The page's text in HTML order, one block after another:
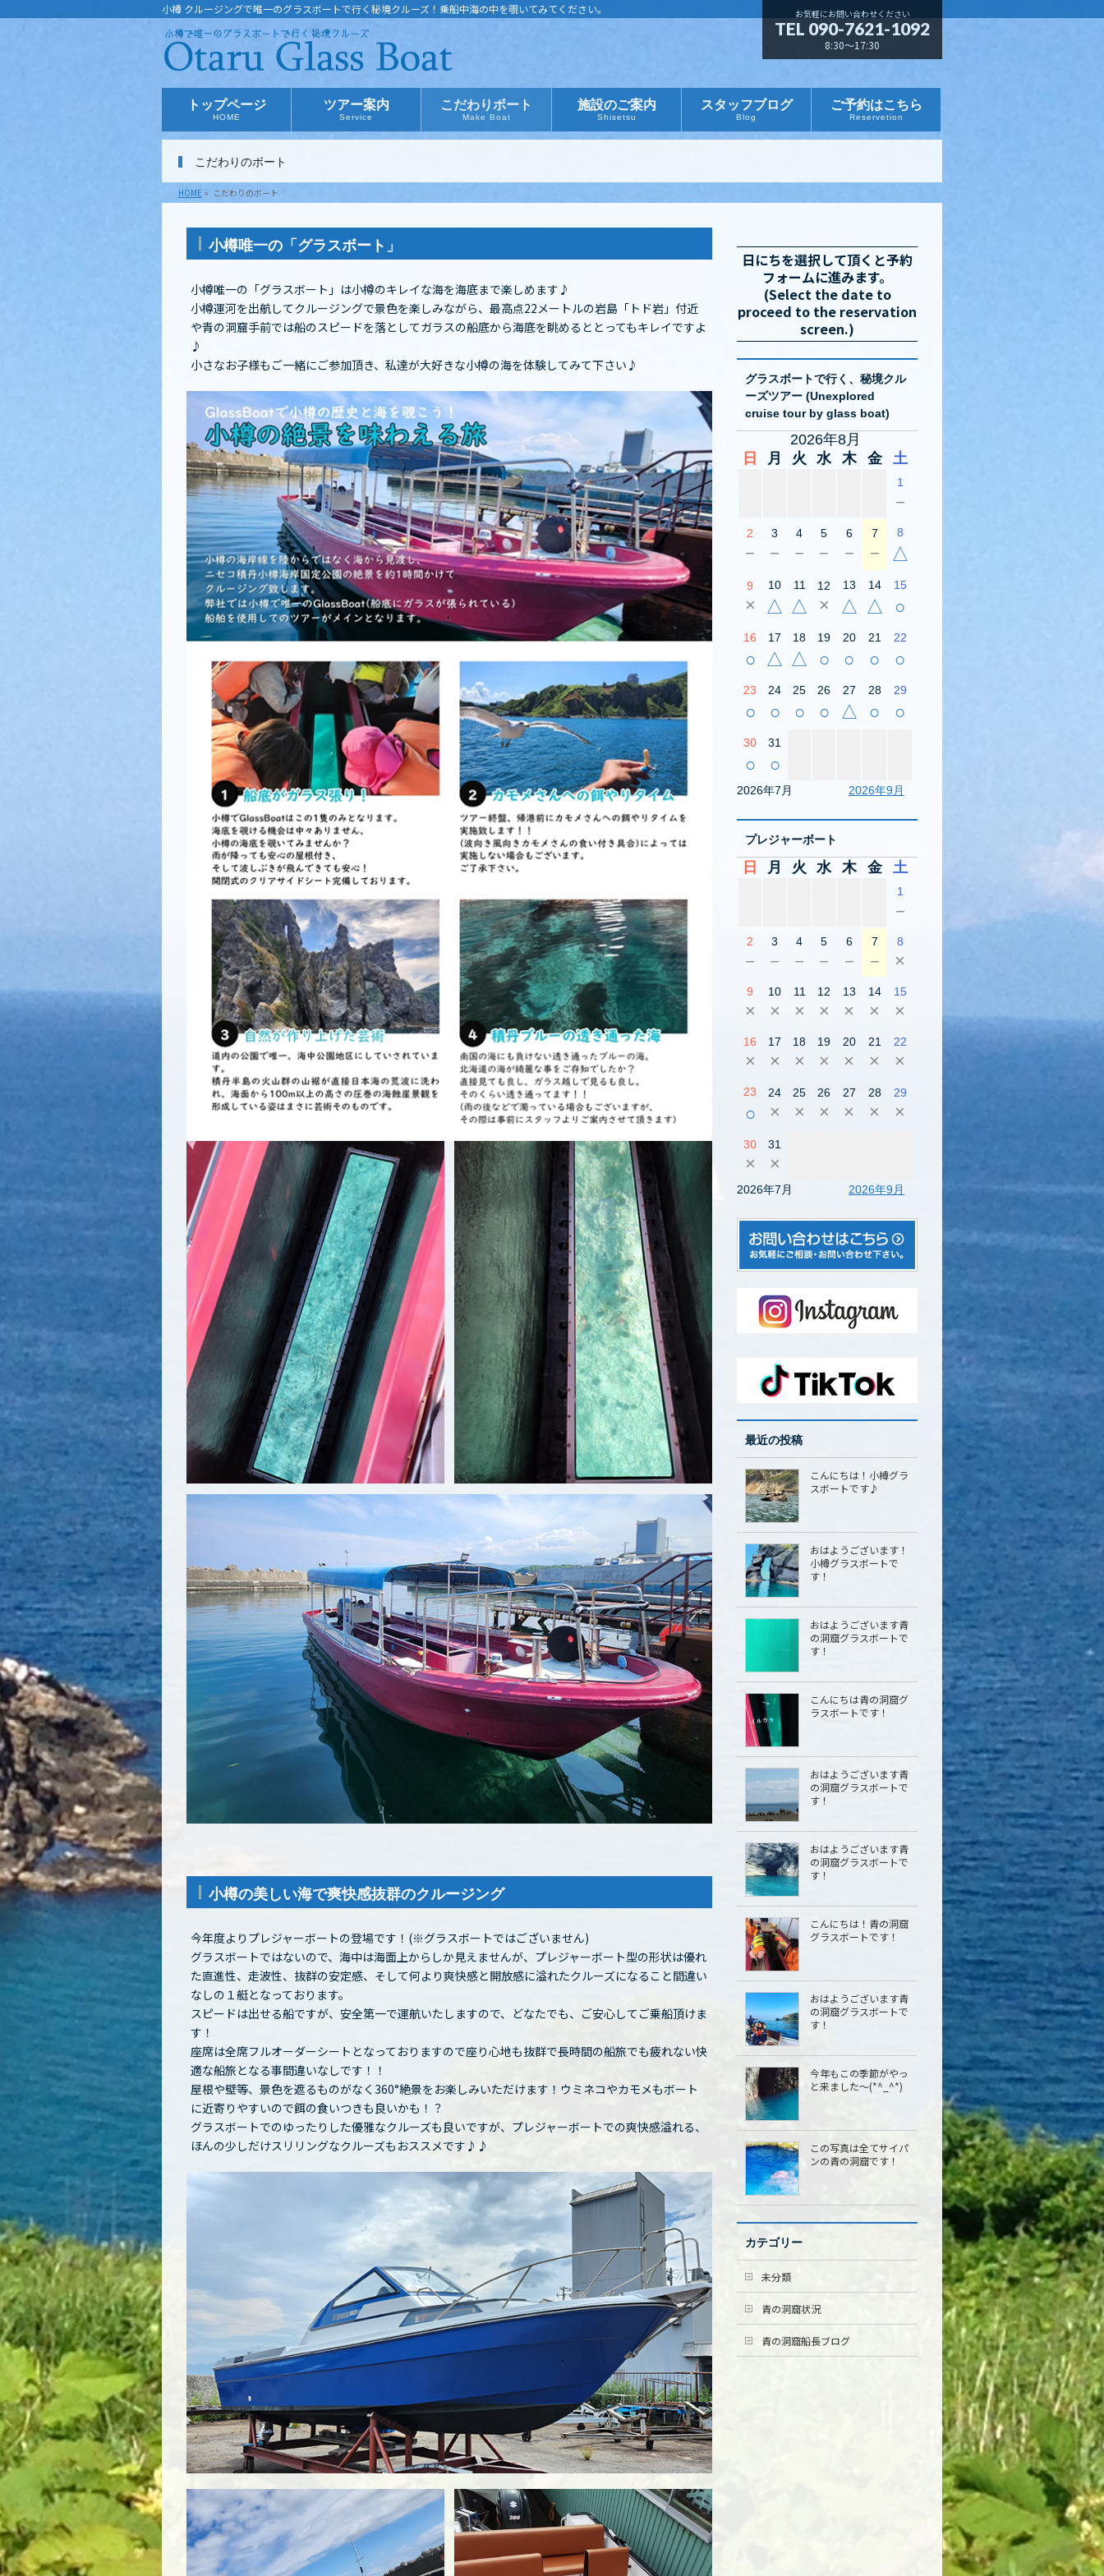
小樽 クルージングで唯一のグラスボートで行く秘境クルーズ！乗船中海の中を覗いてみてください。 お気軽にお問い合わせください
TEL 090-7621-1092
8:30～17:30
トップページ
HOME
ツアー案内
Service
こだわりボート
Make Boat
施設のご案内
Shisetsu
スタッフブログ
Blog
ご予約はこちら
Reservetion
こだわりのボート
HOME » こだわりのボート
小樽唯一の「グラスボート」
小樽唯一の「グラスボート」は小樽のキレイな海を海底まで楽しめます♪
小樽運河を出航してクルージングで景色を楽しみながら、最高点22メートルの岩島「トド岩」付近
や青の洞窟手前では船のスピードを落としてガラスの船底から海底を眺めるととってもキレイですよ
♪
小さなお子様もご一緒にご参加頂き、私達が大好きな小樽の海を体験してみて下さい♪
小樽の美しい海で爽快感抜群のクルージング
今年度よりプレジャーボートの登場です！(※グラスボートではございません)
グラスボートではないので、海中は海面上からしか見えませんが、プレジャーボート型の形状は優れ
た直進性、走波性、抜群の安定感、そして何より爽快感と開放感に溢れたクルーズになること間違い
なしの１艇となっております。
スピードは出せる船ですが、安全第一で運航いたしますので、どなたでも、ご安心してご乗船頂けま
す！
座席は全席フルオーダーシートとなっておりますので座り心地も抜群で長時間の船旅でも疲れない快
適な船旅となる事間違いなしです！！
屋根や壁等、景色を遮るものがなく360°絶景をお楽しみいただけます！ウミネコやカモメもボート
に近寄りやすいので餌の食いつきも良いかも！？
グラスボートでのゆったりした優雅なクルーズも良いですが、プレジャーボートでの爽快感溢れる、
ほんの少しだけスリリングなクルーズもおススメです♪♪
日にちを選択して頂くと予約
フォームに進みます。
(Select the date to
proceed to the reservation
screen.)
グラスボートで行く、秘境クル
ーズツアー (Unexplored
cruise tour by glass boat)
2026年8月
日
月 火 水 木 金 土
1
－
2
－
3
－
4
－
5
－
6
－
7
－
8
△
9
×
10
△
11
△
12
×
13
△
14
△
15
○
16
○
17
△
18
△
19
○
20
○
21
○
22
○
23
○
24
○
25
○
26
○
27
△
28
○
29
○
30
○
31
○
2026年7月 2026年9月
プレジャーボート
日 月 火 水 木 金 土
1
－
2
－
3
－
4
－
5
－
6
－
7
－
8
×
9
×
10
×
11
×
12
×
13
×
14
×
15
×
16
×
17
×
18
×
19
×
20
×
21
×
22
×
23
○
24
×
25
×
26
×
27
×
28
×
29
×
30
×
31
×
2026年7月 2026年9月
最近の投稿
こんにちは！小樽グラ
スボートです♪
おはようございます！
小樽グラスボートで
す！
おはようございます青
の洞窟グラスボートで
す！
こんにちは青の洞窟グ
ラスボートです！
おはようございます青
の洞窟グラスボートで
す！
おはようございます青
の洞窟グラスボートで
す！
こんにちは︎！青の洞窟
グラスボートです！
おはようございます青
の洞窟グラスボートで
す！
今年もこの季節がやっ
と来ました〜(*^_^*)
この写真は全てサイパ
ンの青の洞窟です！
カテゴリー
未分類
青の洞窟状況
青の洞窟船長ブログ